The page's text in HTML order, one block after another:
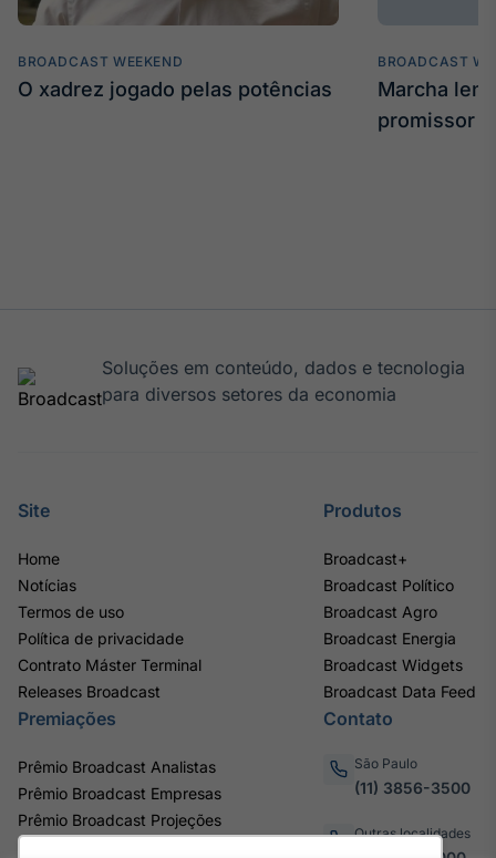
BROADCAST WEEKEND
O xadrez jogado pelas potências
BROADCAST
Marcha
promissor
Soluções em conteúdo, dados e tecnologia
para diversos setores da economia
Site
Home
Notícias
Termos de uso
Política de privacidade
Contrato Máster Terminal
Releases Broadcast
Produtos
Broadcast+
Broadcast Político
Broadcast Agro
Broadcast Energia
Broadcast Widgets
Broadcast Data Feed
Premiações
Prêmio Broadcast Analistas
Prêmio Broadcast Empresas
Prêmio Broadcast Projeções
Contato
São Paulo
(11) 3856-3500
Outras localidades